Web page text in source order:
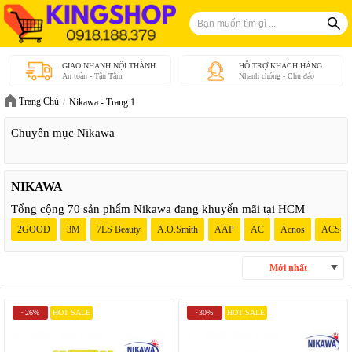
GIAO NHANH NỘI THÀNH
An toàn - Tận Tâm
HỖ TRỢ KHÁCH HÀNG
Nhanh chóng - Chu đáo
Trang Chủ Nikawa - Trang 1
Chuyên mục Nikawa
NIKAWA
Tổng cộng 70 sản phẩm Nikawa đang khuyến mãi tại HCM
2GOOD 3M 7LS Beauty A.O.Smith AAP AC Acnos ACS-
Mới nhất
- 26% HOT SALE -30% HOT SALE